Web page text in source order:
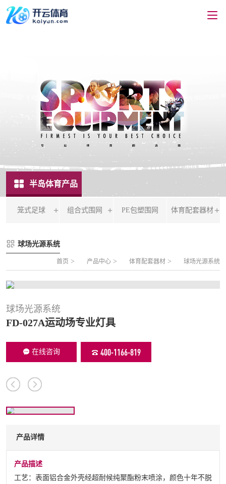
半岛体育产品
笼式足球
FLZ-B 夹芯板笼式足球
FLZ-C 半格栅笼式足球
FLZ-D PE包塑笼式足球
组合式围网
片装组合式围网
PE包塑围网 体育配套器材
球场光源系统
首页 > 产品中心 > 体育配套器材 > 球场光源系统
球场光源系统
FD-027A运动场专业灯具
在线咨询 400-1166-819
产品详情
产品描述
工艺：表面铝合金外壳经超耐候纯聚酯粉末喷涂，颜色十年不脱